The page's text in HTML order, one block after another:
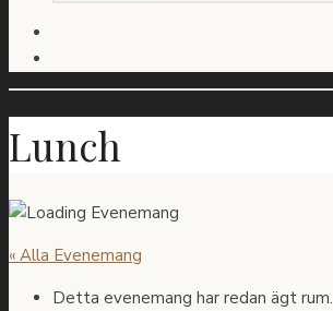
Lunch
« Alla Evenemang
Detta evenemang har redan ägt rum.